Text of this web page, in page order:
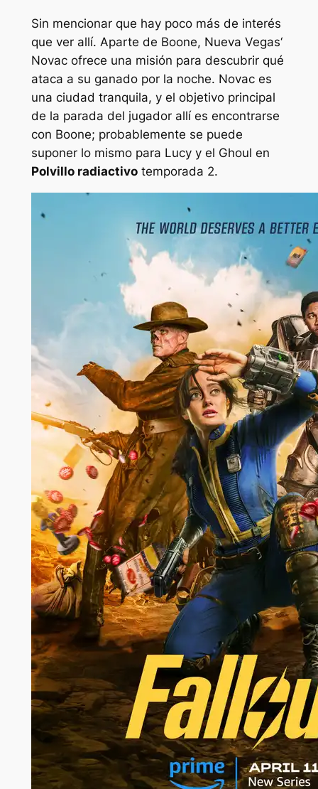
Sin mencionar que hay poco más de interés
que ver allí. Aparte de Boone, Nueva Vegas‘
Novac ofrece una misión para descubrir qué
ataca a su ganado por la noche. Novac es
una ciudad tranquila, y el objetivo principal
de la parada del jugador allí es encontrarse
con Boone; probablemente se puede
suponer lo mismo para Lucy y el Ghoul en
Polvillo radiactivotemporada 2.